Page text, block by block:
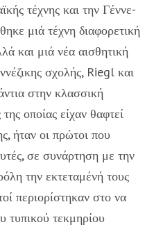
τέχνης και την Γέννε-
μιά τέχνη διαφορετική
και μιά νέα αισθητική
σχολής, Riegl και
στην κλασσική
οποίας είχαν θαφτεί
ήταν οι πρώτοι που
σε συνάρτηση με την
την εκτεταμένή τους
περιορίστηκαν στο να
τυπικού τεκμηρίου